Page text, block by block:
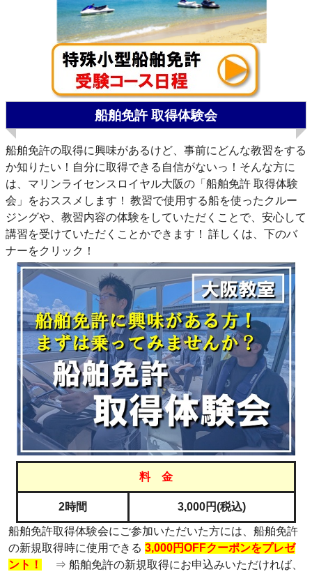
船舶免許 取得体験会
船舶免許の取得に興味があるけど、事前にどんな教習をする
か知りたい！自分に取得できる自信がないっ！そんな方に
は、マリンライセンスロイヤル大阪の「船舶免許 取得体験
会」をおススメします！ 教習で使用する船を使ったクルー
ジングや、教習内容の体験をしていただくことで、安心して
講習を受けていただくことかできます！ 詳しくは、下のバ
ナーをクリック！
料 金
2時間 3,000円(税込)
船舶免許取得体験会にご参加いただいた方には、船舶免許
の新規取得時に使用できる 3,000円OFFクーポンをプレゼ
ント！
⇒ 船舶免許の新規取得にお申込みいただければ、